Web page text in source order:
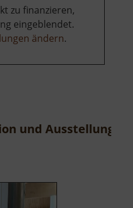
zu finanzieren,
eingeblendet.
ändern.
und Ausstellung